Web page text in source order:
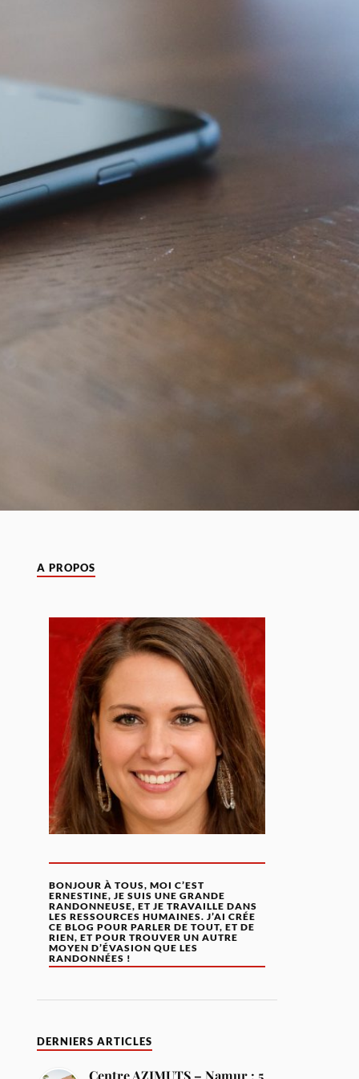
A PROPOS
BONJOUR À TOUS, MOI C’EST
ERNESTINE, JE SUIS UNE GRANDE
RANDONNEUSE, ET JE TRAVAILLE DANS
LES RESSOURCES HUMAINES. J’AI CRÉE
CE BLOG POUR PARLER DE TOUT, ET DE
RIEN, ET POUR TROUVER UN AUTRE
MOYEN D’ÉVASION QUE LES
RANDONNÉES !
DERNIERS ARTICLES
Centre AZIMUTS – Namur : 5